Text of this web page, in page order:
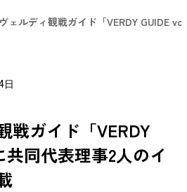
ェルディ観戦ガイド「VERDY GUIDE
日
戦ガイド「VERDY
共同代表理事2人のイ